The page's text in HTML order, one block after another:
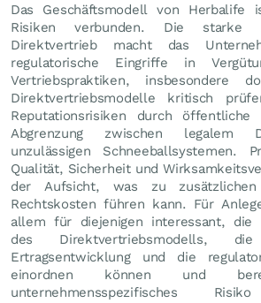
Das Geschäftsmodell von Herbalife
Risiken verbunden. Die starke
Direktvertrieb macht das
regulatorische Eingriffe in
Vertriebspraktiken, insbesondere
Direktvertriebsmodelle kritisch
Reputationsrisiken durch
Abgrenzung zwischen legalem
unzulässigen Schneeballsystemen.
Qualität, Sicherheit und
der Aufsicht, was zu zusätzlichen
Rechtskosten führen kann. Für
allem für diejenigen interessant, die
des Direktvertriebsmodells,
Ertragsentwicklung und die
einordnen können und
unternehmensspezifisches